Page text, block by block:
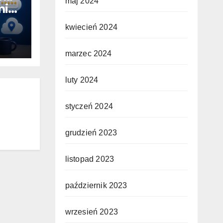
kwiecień 2024
marzec 2024
luty 2024
styczeń 2024
grudzień 2023
listopad 2023
październik 2023
wrzesień 2023